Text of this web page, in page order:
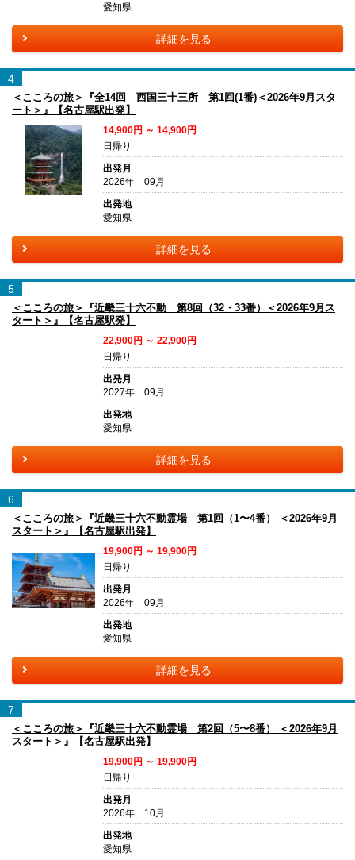
愛知県
詳細を見る
4
＜こころの旅＞『全14回 西国三十三所 第1回(1番)＜2026年9月スタ
ート＞』【名古屋駅出発】
14,900円 ～ 14,900円
日帰り
出発月
2026年 09月
出発地
愛知県
詳細を見る
5
＜こころの旅＞『近畿三十六不動 第8回（32・33番）＜2026年9月ス
タート＞』【名古屋駅発】
22,900円 ～ 22,900円
日帰り
出発月
2027年 09月
出発地
愛知県
詳細を見る
6
＜こころの旅＞『近畿三十六不動霊場 第1回（1〜4番） ＜2026年9月
スタート＞』【名古屋駅出発】
19,900円 ～ 19,900円
日帰り
出発月
2026年 09月
出発地
愛知県
詳細を見る
7
＜こころの旅＞『近畿三十六不動霊場 第2回（5〜8番） ＜2026年9月
スタート＞』【名古屋駅出発】
19,900円 ～ 19,900円
日帰り
出発月
2026年 10月
出発地
愛知県